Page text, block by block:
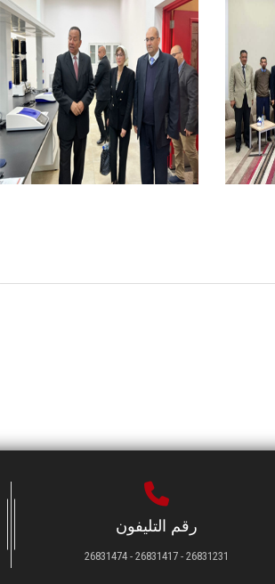
رقم التليفون
26831231 - 26831417 - 26831474